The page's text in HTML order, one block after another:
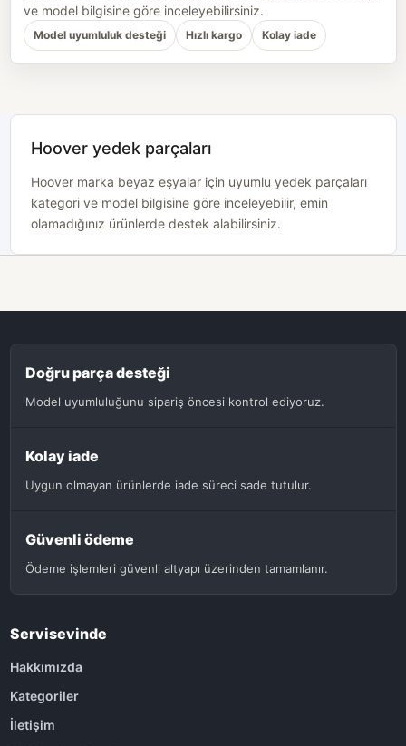
ve model bilgisine göre inceleyebilirsiniz.
Model uyumluluk desteği Hızlı kargo Kolay iade
Hoover yedek parçaları
Hoover marka beyaz eşyalar için uyumlu yedek parçaları
kategori ve model bilgisine göre inceleyebilir, emin
olamadığınız ürünlerde destek alabilirsiniz.
Doğru parça desteği
Model uyumluluğunu sipariş öncesi kontrol ediyoruz.
Kolay iade
Uygun olmayan ürünlerde iade süreci sade tutulur.
Güvenli ödeme
Ödeme işlemleri güvenli altyapı üzerinden tamamlanır.
Servisevinde
Hakkımızda
Kategoriler
İletişim